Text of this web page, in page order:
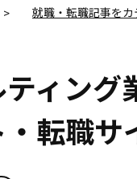
就職・転職記事を
ィン
転職サ